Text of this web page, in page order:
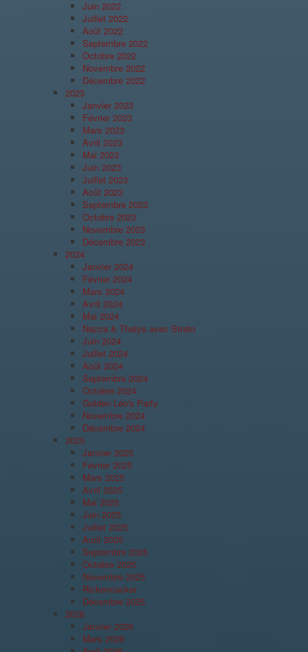
Juin 2022
Juillet 2022
Août 2022
Septembre 2022
Octobre 2022
Novembre 2022
Décembre 2022
2023
Janvier 2023
Février 2023
Mars 2023
Avril 2023
Mai 2023
Juin 2023
Juillet 2023
Août 2023
Septembre 2023
Octobre 2023
Novembre 2023
Décembre 2023
2024
Janvier 2024
Février 2024
Mars 2024
Avril 2024
Mai 2024
Nazca & Thalys avec Strato
Juin 2024
Juillet 2024
Août 2024
Septembre 2024
Octobre 2024
Golden Léo's Party
Novembre 2024
Décembre 2024
2025
Janvier 2025
Février 2025
Mars 2025
Avril 2025
Mai 2025
Juin 2025
Juillet 2025
Août 2025
Septembre 2025
Octobre 2025
Novembre 2025
Rickencacker
Décembre 2025
2026
Janvier 2026
Mars 2026